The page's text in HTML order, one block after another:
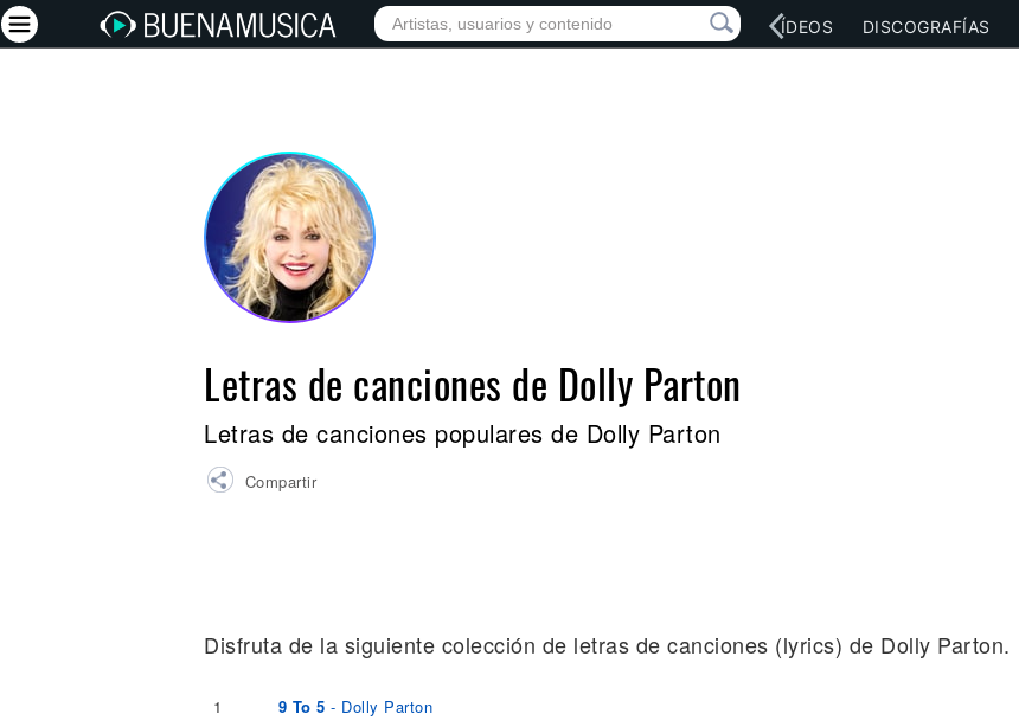
INICIO ARTISTAS RED SOCIAL MÚSICA VÍDEOS DISCOGRAFÍAS
Letras de canciones de Dolly Parton
Letras de canciones populares de Dolly Parton
Compartir
Disfruta de la siguiente colección de letras de canciones (lyrics) de Dolly Parton.
1 9 To 5 - Dolly Parton